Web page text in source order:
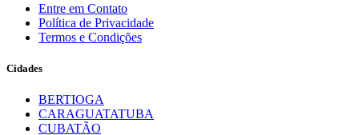
Entre em Contato
Política de Privacidade
Termos e Condições
Cidades
BERTIOGA
CARAGUATATUBA
CUBATÃO